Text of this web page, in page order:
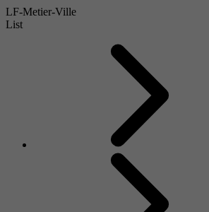
LF-Metier-Ville
List